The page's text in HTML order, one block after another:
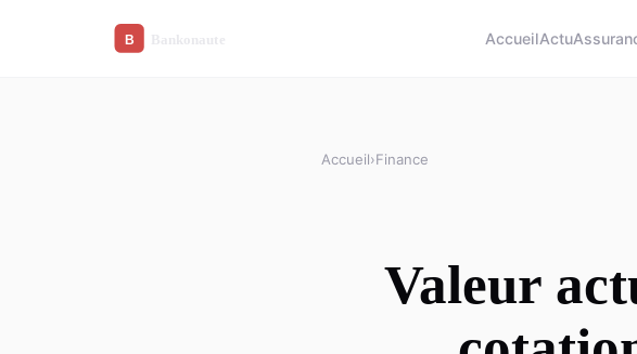
AccueilActu
Accueil›Finance
Valeur